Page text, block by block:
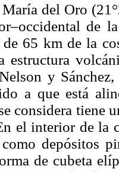
del Oro
de
de 65 km de la
estructura
y
a que está
considera tiene
el interior de la
depósitos
de cubeta